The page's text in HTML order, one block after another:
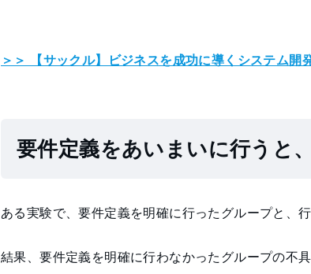
＞＞ 【サックル】ビジネスを成功に導くシステム開
要件定義をあいまいに行うと
ある実験で、要件定義を明確に行ったグループと、
結果、要件定義を明確に行わなかったグループの不